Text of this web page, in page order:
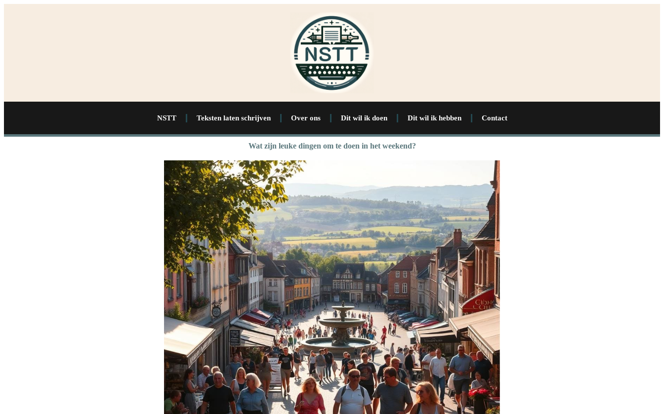
NSTT Teksten laten schrijven Over ons Dit wil ik doen Dit wil ik hebben Contact
Wat zijn leuke dingen om te doen in het weekend?